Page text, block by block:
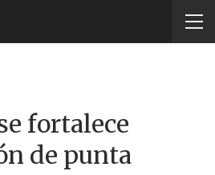
fortalece
de punta